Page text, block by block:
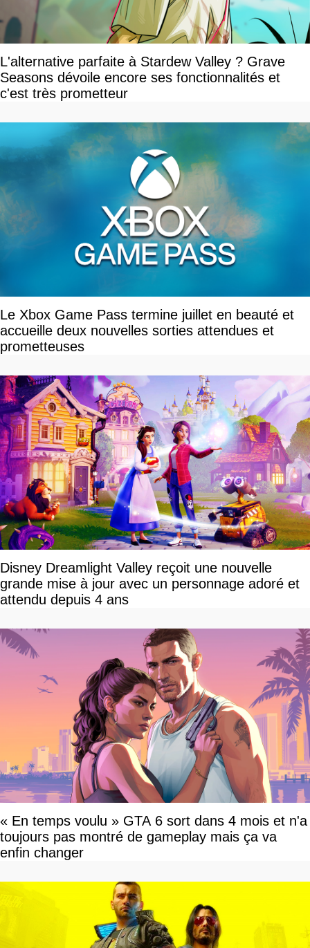
L'alternative parfaite à Stardew Valley ? Grave
Seasons dévoile encore ses fonctionnalités et
c'est très prometteur
Le Xbox Game Pass termine juillet en beauté et
accueille deux nouvelles sorties attendues et
prometteuses
Disney Dreamlight Valley reçoit une nouvelle
grande mise à jour avec un personnage adoré et
attendu depuis 4 ans
« En temps voulu » GTA 6 sort dans 4 mois et n'a
toujours pas montré de gameplay mais ça va
enfin changer